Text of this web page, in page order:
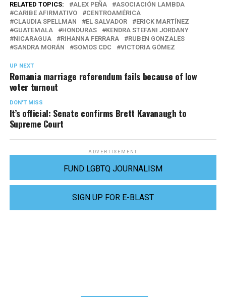
RELATED TOPICS: ALEX PEÑA
ASOCIACIÓN LAMBDA
CARIBE AFIRMATIVO
CENTROAMÉRICA
CLAUDIA SPELLMAN
EL SALVADOR
ERICK MARTÍNEZ
GUATEMALA
HONDURAS
KENDRA STEFANI JORDANY
NICARAGUA
RIHANNA FERRARA
RUBEN GONZALES
SANDRA MORÁN
SOMOS CDC VICTORIA GÓMEZ
UP NEXT
Romania marriage referendum fails because of low
voter turnout
DON'T MISS
It’s official: Senate confirms Brett Kavanaugh to
Supreme Court
ADVERTISEMENT
FUND LGBTQ JOURNALISM
SIGN UP FOR E-BLAST